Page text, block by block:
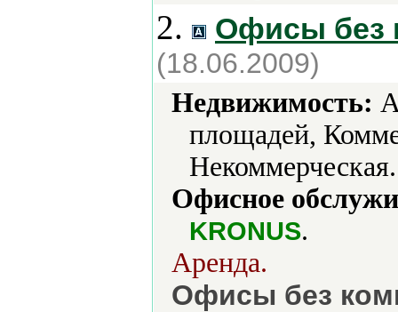
2. Офисы без
(18.06.2009)
Недвижимость:
площадей,
Некоммерческая.
Офисное
KRONUS.
Аренда.
Офисы без